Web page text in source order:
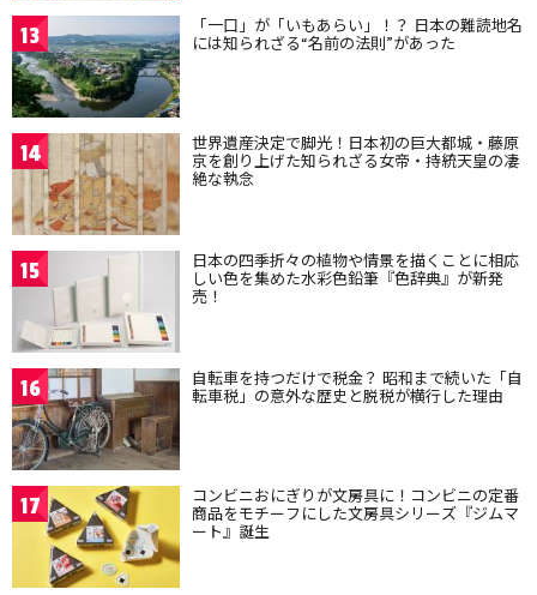
13 「一口」が「いもあらい」！？ 日本の難読地名
には知られざる“名前の法則”があった
14 世界遺産決定で脚光！日本初の巨大都城・藤原
京を創り上げた知られざる女帝・持統天皇の凄
絶な執念
15 日本の四季折々の植物や情景を描くことに相応
しい色を集めた水彩色鉛筆『色辞典』が新発
売！
16 自転車を持つだけで税金？ 昭和まで続いた「自
転車税」の意外な歴史と脱税が横行した理由
17 コンビニおにぎりが文房具に！コンビニの定番
商品をモチーフにした文房具シリーズ『ジムマ
ート』誕生